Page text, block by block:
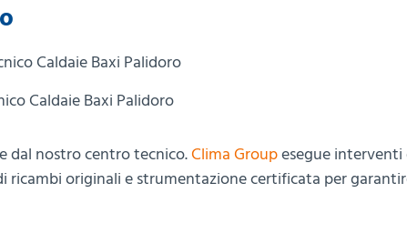
Caldaie Baxi Palidoro
dal nostro centro tecnico.Clima Groupesegue interventi
ricambi originali e strumentazione certificata per